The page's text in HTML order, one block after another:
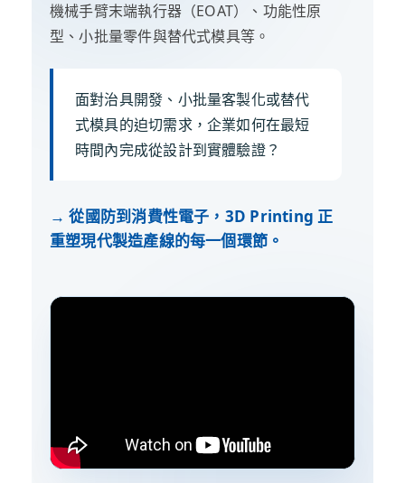
機械手臂末端執行器（EOAT）、功能性原
型、小批量零件與替代式模具等。
面對治具開發、小批量客製化或替代
式模具的迫切需求，企業如何在最短
時間內完成從設計到實體驗證？
→ 從國防到消費性電子，3D Printing 正
重塑現代製造產線的每一個環節。